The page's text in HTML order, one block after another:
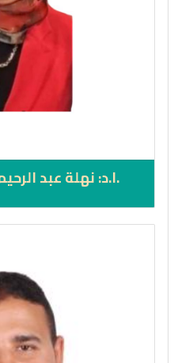
.ا.د: نهلة عبد